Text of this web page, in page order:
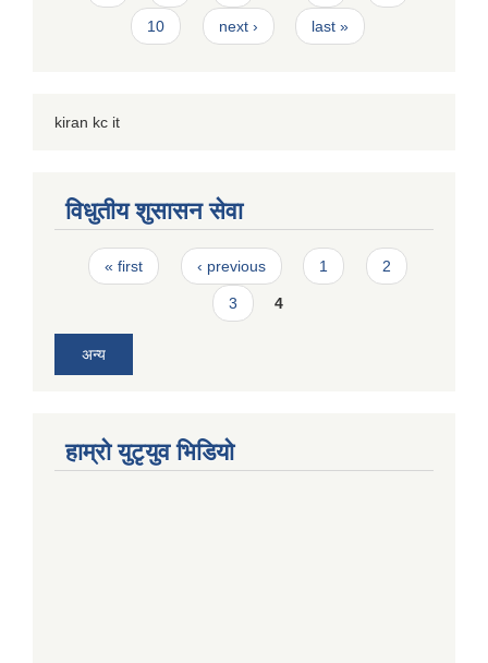
10 next › last »
kiran kc it
विधुतीय शुसासन सेवा
Pages
« first ‹ previous 1 2
3 4
अन्य
हाम्राे युटृयुव भिडियाे